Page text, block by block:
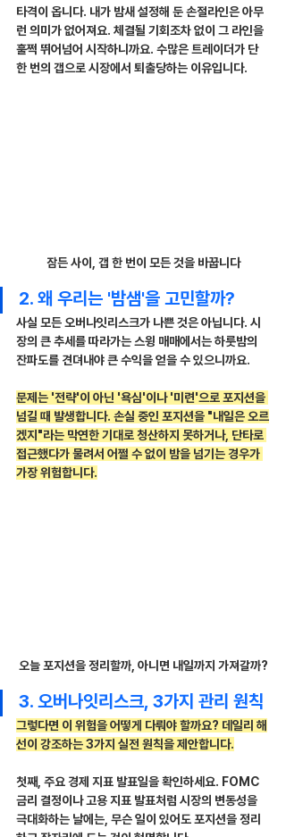
타격이 옵니다. 내가 밤새 설정해 둔 손절라인은 아무
런 의미가 없어져요. 체결될 기회조차 없이 그 라인을
훌쩍 뛰어넘어 시작하니까요. 수많은 트레이더가 단
한 번의 갭으로 시장에서 퇴출당하는 이유입니다.
잠든 사이, 갭 한 번이 모든 것을 바꿉니다
2. 왜 우리는 '밤샘'을 고민할까?
사실 모든 오버나잇리스크가 나쁜 것은 아닙니다. 시
장의 큰 추세를 따라가는 스윙 매매에서는 하룻밤의
잔파도를 견뎌내야 큰 수익을 얻을 수 있으니까요.
문제는 '전략'이 아닌 '욕심'이나 '미련'으로 포지션을
넘길 때 발생합니다. 손실 중인 포지션을 "내일은 오르
겠지"라는 막연한 기대로 청산하지 못하거나, 단타로
접근했다가 물려서 어쩔 수 없이 밤을 넘기는 경우가
가장 위험합니다.
오늘 포지션을 정리할까, 아니면 내일까지 가져갈까?
3. 오버나잇리스크, 3가지 관리 원칙
그렇다면 이 위험을 어떻게 다뤄야 할까요? 데일리 해
선이 강조하는 3가지 실전 원칙을 제안합니다.
첫째, 주요 경제 지표 발표일을 확인하세요. FOMC
금리 결정이나 고용 지표 발표처럼 시장의 변동성을
극대화하는 날에는, 무슨 일이 있어도 포지션을 정리